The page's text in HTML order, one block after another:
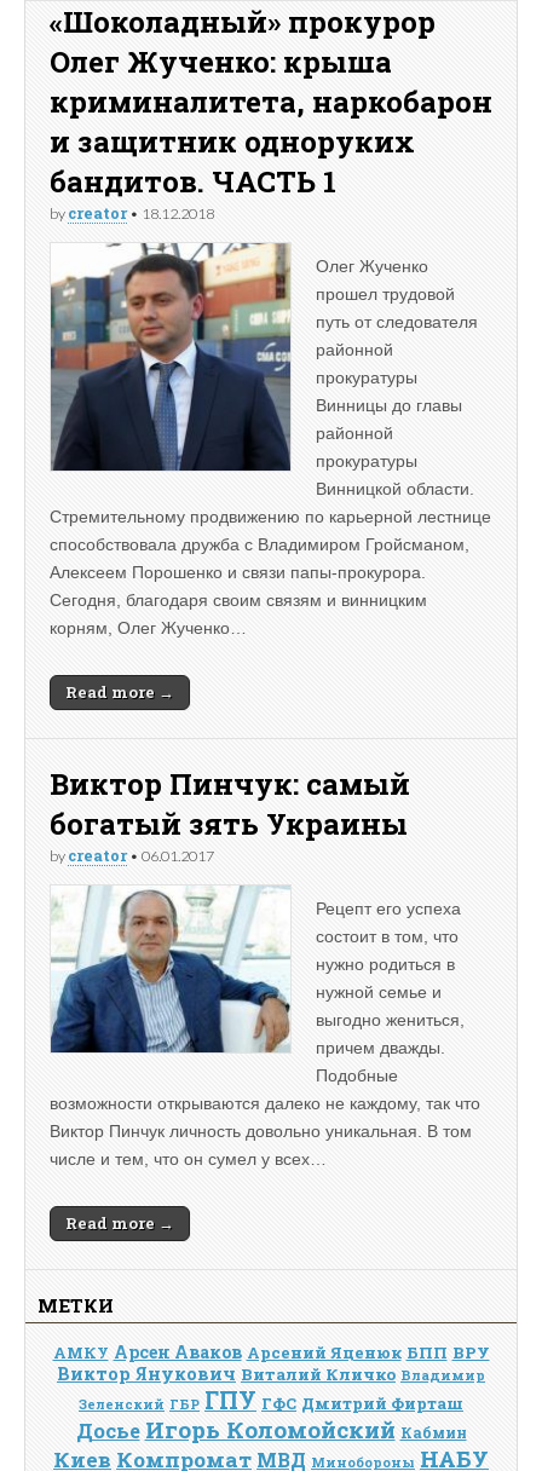
«Шоколадный» прокурор
Олег Жученко: крыша
криминалитета, наркобарон
и защитник одноруких
бандитов. ЧАСТЬ 1
by creator• 18.12.2018
Олег Жученко
прошел трудовой
путь от следователя
районной
прокуратуры
Винницы до главы
районной
прокуратуры
Винницкой области.
Стремительному продвижению по карьерной лестнице
способствовала дружба с Владимиром Гройсманом,
Алексеем Порошенко и связи папы-прокурора.
Сегодня, благодаря своим связям и винницким
корням, Олег Жученко…
Read more →
Виктор Пинчук: самый
богатый зять Украины
by creator• 06.01.2017
Рецепт его успеха
состоит в том, что
нужно родиться в
нужной семье и
выгодно жениться,
причем дважды.
Подобные
возможности открываются далеко не каждому, так что
Виктор Пинчук личность довольно уникальная. В том
числе и тем, что он сумел у всех…
Read more →
МЕТКИ
АМКУ Арсен Аваков Арсений Яценюк БПП ВРУ
Виктор Янукович Виталий Кличко Владимир
Зеленский ГБР ГПУ ГФС Дмитрий Фирташ
Досье Игорь Коломойский Кабмин
Киев Компромат МВД Минобороны НАБУ